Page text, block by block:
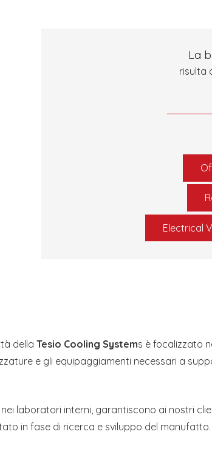
La
risulta
Electrical
della Tesio Cooling Systems è focalizzato
e gli equipaggiamenti necessari a
laboratori interni, garantiscono ai nostri
in fase di ricerca e sviluppo del manufatto.